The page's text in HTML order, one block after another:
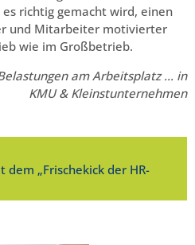
richtig gemacht wird, einen
und Mitarbeiter motivierter
wie im Großbetrieb.
am Arbeitsplatz … in
KMU & Kleinstunternehmen
„Frischekick der HR-